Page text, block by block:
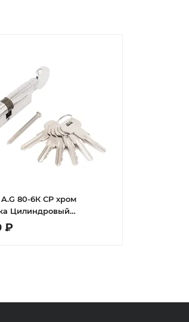
80-6К CP хром
Цилиндровый
₽